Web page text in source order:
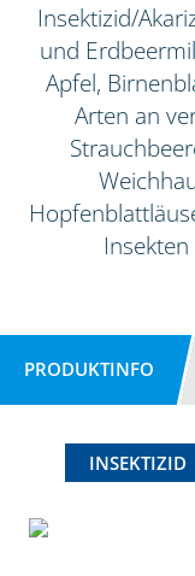
Insektizid/
und
Apfel,
Arten an
PRODUKTINFO
INSEKTIZID